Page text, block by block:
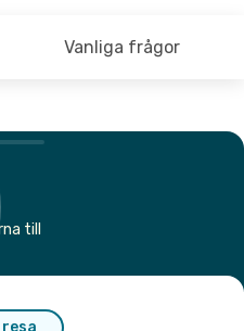
Vanliga frågor
till
resa